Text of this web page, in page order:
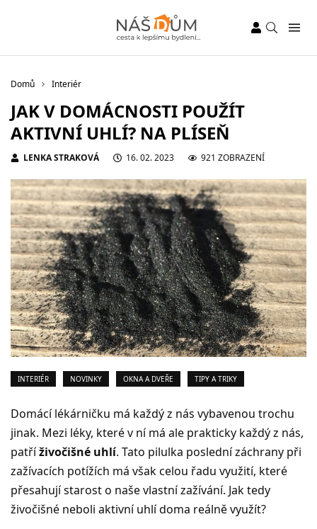
Domů Interiér
JAK V DOMÁCNOSTI POUŽÍT
AKTIVNÍ UHLÍ? NA PLÍSEŇ
LENKA STRAKOVÁ 16. 02. 2023 921 ZOBRAZENÍ
INTERIÉR NOVINKY OKNA A DVEŘE TIPY A TRIKY
Domácí lékárničku má každý z nás vybavenou trochu
jinak. Mezi léky, které v ní má ale prakticky každý z nás,
patříživočišné uhlí. Tato pilulka poslední záchrany při
zažívacích potížích má však celou řadu využití, které
přesahují starost o naše vlastní zažívání. Jak tedy
živočišné neboli aktivní uhlí doma reálně využít?